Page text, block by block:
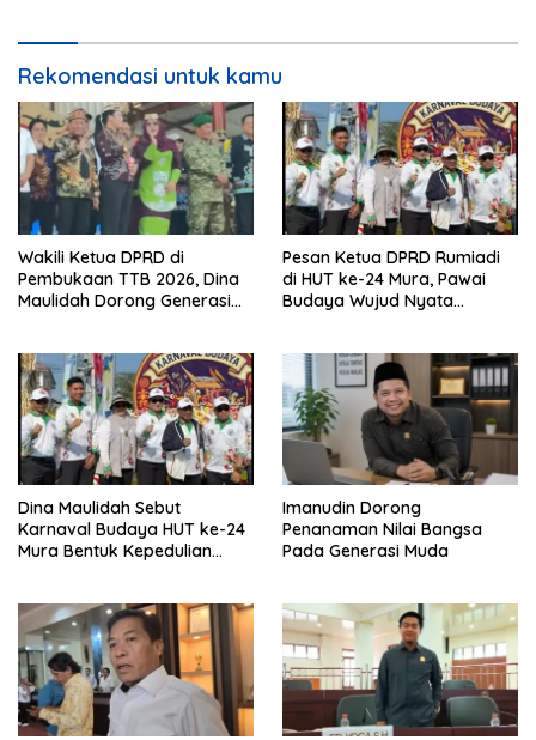
Rekomendasi untuk kamu
Wakili Ketua DPRD di
Pembukaan TTB 2026, Dina
Maulidah Dorong Generasi
Pesan Ketua DPRD Rumiadi
di HUT ke-24 Mura, Pawai
Budaya Wujud Nyata
Dina Maulidah Sebut
Karnaval Budaya HUT ke-24
Mura Bentuk Kepedulian
Imanudin Dorong
Penanaman Nilai Bangsa
Pada Generasi Muda